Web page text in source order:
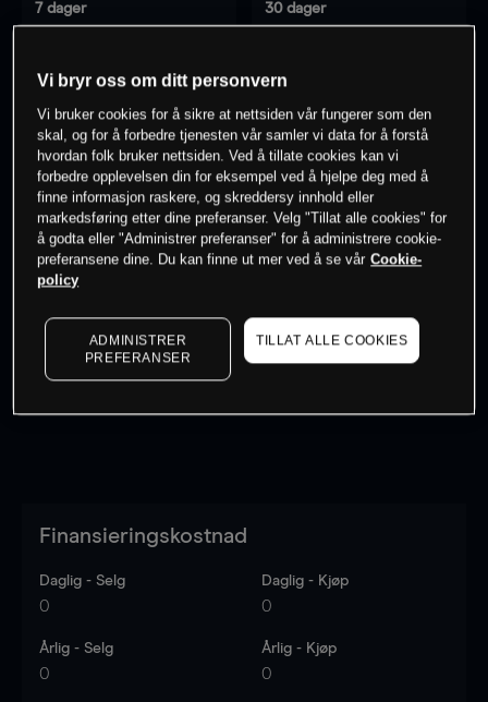
7 dager 30 dager
0% av kunder erpå dette instrumentet
Søk om konto
Kursene er veiledende. to see latest market data
Finansieringskostnad
Daglig - Selg
0
Daglig - Kjøp
0
Årlig - Selg
0
Årlig - Kjøp
0
Vi bryr oss om ditt personvern
Vi bruker cookies for å sikre at nettsiden vår fungerer som den
skal, og for å forbedre tjenesten vår samler vi data for å forstå
hvordan folk bruker nettsiden. Ved å tillate cookies kan vi
forbedre opplevelsen din for eksempel ved å hjelpe deg med å
finne informasjon raskere, og skreddersy innhold eller
markedsføring etter dine preferanser. Velg "Tillat alle cookies" for
å godta eller "Administrer preferanser" for å administrere cookie-
preferansene dine. Du kan finne ut mer ved å se vår Cookie-
policy
ADMINISTRER
PREFERANSER
TILLAT ALLE COOKIES